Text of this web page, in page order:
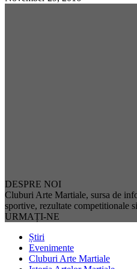
DESPRE NOI
Cluburi Arte Martiale, sursa de
sportive, rezultate competitionale
URMAȚI-NE
Știri
Evenimente
Cluburi Arte Martiale